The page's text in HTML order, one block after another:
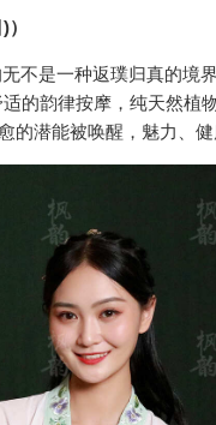
不是一种返璞归真的
的韵律按摩，纯天然植
潜能被唤醒，魅力、健